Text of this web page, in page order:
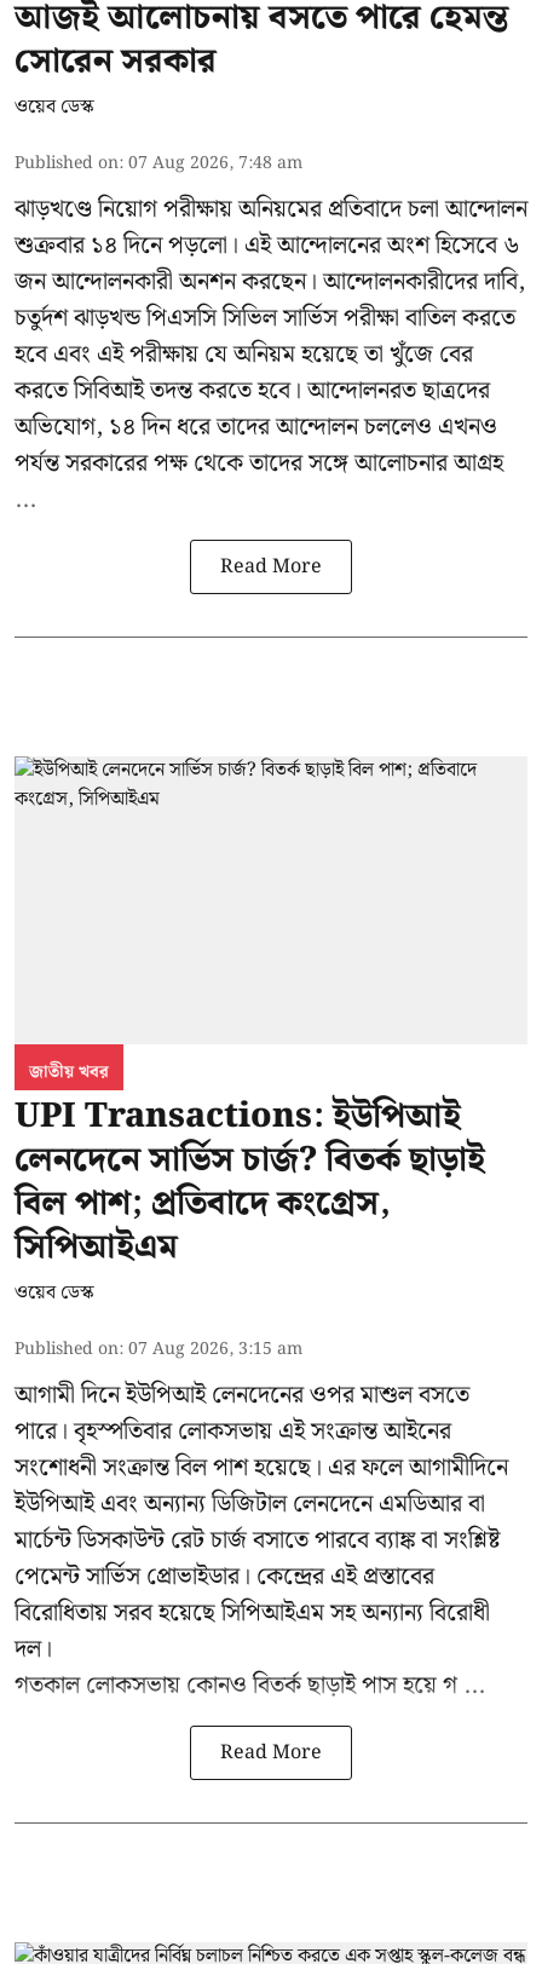
আজই আলোচনায় বসতে পারে হেমন্ত
সোরেন সরকার
ওয়েব ডেস্ক
Published on:07 Aug 2026, 7:48 am
ঝাড়খণ্ডে নিয়োগ পরীক্ষায় অনিয়মের প্রতিবাদে চলা আন্দোলন
শুক্রবার ১৪ দিনে পড়লো। এই আন্দোলনের অংশ হিসেবে ৬
জন আন্দোলনকারী অনশন করছেন। আন্দোলনকারীদের দাবি,
চতুর্দশ ঝাড়খন্ড পিএসসি সিভিল সার্ভিস পরীক্ষা বাতিল করতে
হবে এবং এই পরীক্ষায় যে অনিয়ম হয়েছে তা খুঁজে বের
করতে সিবিআই তদন্ত করতে হবে। আন্দোলনরত ছাত্রদের
অভিযোগ, ১৪ দিন ধরে তাদের আন্দোলন চললেও এখনও
পর্যন্ত সরকারের পক্ষ থেকে তাদের সঙ্গে আলোচনার আগ্রহ
...
Read More
জাতীয় খবর
UPI Transactions: ইউপিআই
লেনদেনে সার্ভিস চার্জ? বিতর্ক ছাড়াই
বিল পাশ; প্রতিবাদে কংগ্রেস,
সিপিআইএম
ওয়েব ডেস্ক
Published on:07 Aug 2026, 3:15 am
আগামী দিনে ইউপিআই লেনদেনের ওপর মাশুল বসতে
পারে। বৃহস্পতিবার লোকসভায় এই সংক্রান্ত আইনের
সংশোধনী সংক্রান্ত বিল পাশ হয়েছে। এর ফলে আগামীদিনে
ইউপিআই এবং অন্যান্য ডিজিটাল লেনদেনে এমডিআর বা
মার্চেন্ট ডিসকাউন্ট রেট চার্জ বসাতে পারবে ব্যাঙ্ক বা সংশ্লিষ্ট
পেমেন্ট সার্ভিস প্রোভাইডার। কেন্দ্রের এই প্রস্তাবের
বিরোধিতায় সরব হয়েছে সিপিআইএম সহ অন্যান্য বিরোধী
দল।
গতকাল লোকসভায় কোনও বিতর্ক ছাড়াই পাস হয়ে গ ...
Read More